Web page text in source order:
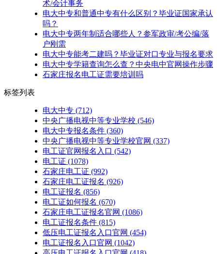
术/会计事务
电大中专和普通中专有什么区别？毕业证国家承认
吗？
电大中专两年制适合哪些人？参军政审/考公编/落
户刚需
电大中专能考二建吗？毕业证对口专业与报名要求
电大中专学籍查询怎么查？中央电中官网操作步骤
石家庄报名电工证需要培训吗
标签列表
电大中专 (712)
中央广播电视中等专业学校 (546)
电大中专报名条件 (360)
中央广播电视中等专业学校官网 (337)
电工证官网报名入口 (542)
电工证 (1078)
石家庄电工证 (992)
石家庄电工证报名 (926)
电工证报名 (856)
电工证如何报名 (670)
石家庄电工证报名官网 (1086)
电工证报名条件 (815)
低压电工证报名入口官网 (454)
电工证报名入口官网 (1042)